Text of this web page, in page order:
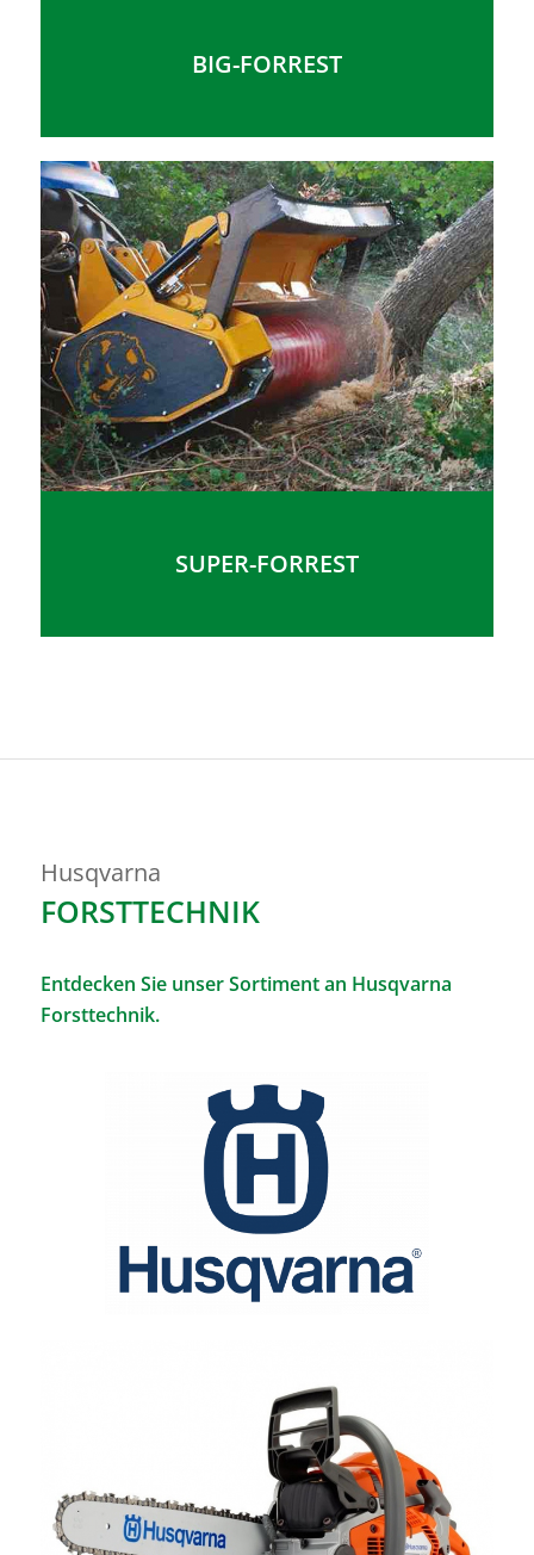
BIG-FORREST
SUPER-FORREST
Husqvarna
FORSTTECHNIK
Entdecken Sie unser Sortiment an Husqvarna
Forsttechnik.